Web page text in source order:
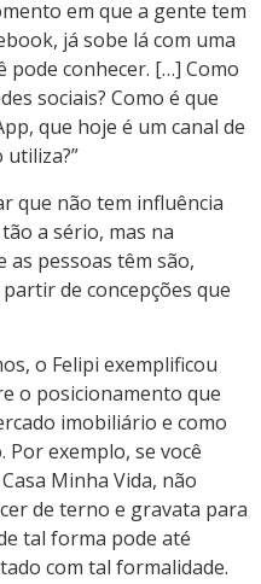
em que a gente tem
já sobe lá com uma
pode conhecer. […] Como
sociais? Como é que
que hoje é um canal de
que não tem influência
a sério, mas na
as pessoas têm são,
de concepções que
o Felipi exemplificou
o posicionamento que
imobiliário e como
Por exemplo, se você
Minha Vida, não
de terno e gravata para
tal forma pode até
com tal formalidade.